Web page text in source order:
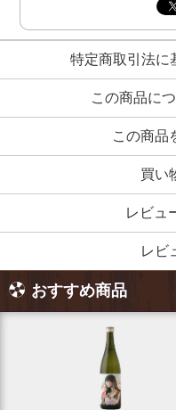
特定商取引法に
この商品に
この商品
買い
レビュ
レビ
おすすめ商品